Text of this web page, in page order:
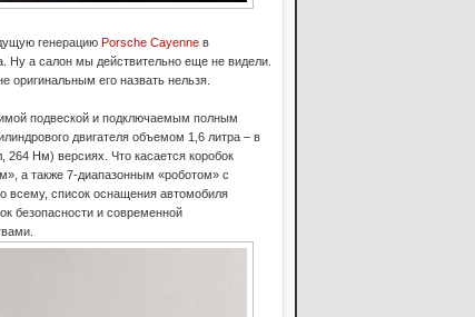
генерацию Porsche Cayenne в
Ну а салон мы действительно еще не видели.
оригинальным его назвать нельзя.
подвеской и подключаемым полным
двигателя объемом 1,6 литра – в
Нм) версиях. Что касается коробок
а также 7-диапазонным «роботом» с
всему, список оснащения автомобиля
безопасности и современной